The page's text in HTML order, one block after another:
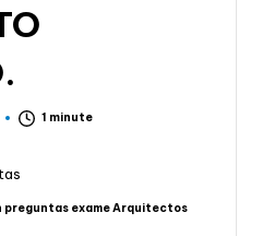
1 minute
preguntas exame Arquitectos